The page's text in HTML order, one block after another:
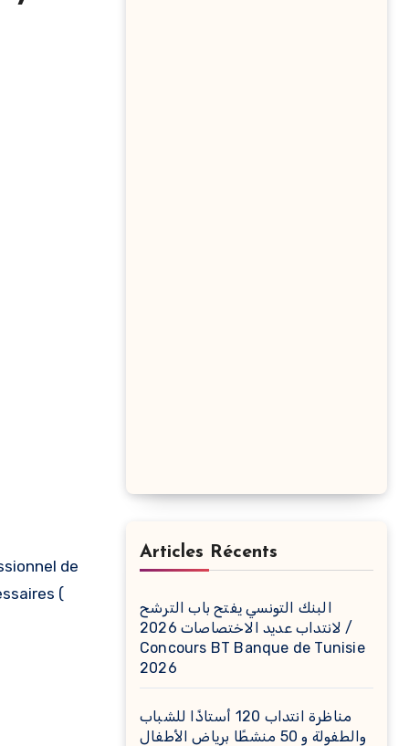
(
Articles Récents
البنك التونسي يفتح باب الترشح
لانتداب عديد الاختصاصات 2026 /
Concours BT Banque de Tunisie
2026
مناظرة انتداب 120 أستاذًا للشباب
والطفولة و 50 منشطًا برياض الأطفال